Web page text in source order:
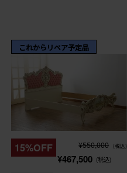
これからリペア予定品
15%OFF ¥550,000 (税込)
¥467,500 (税込)